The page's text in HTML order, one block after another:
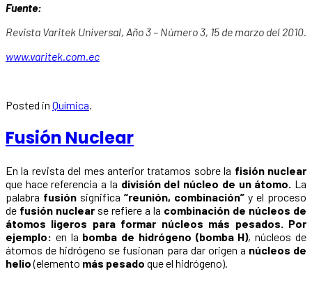
Fuente:
Revista Varitek Universal, Año 3 – Número 3, 15 de marzo del 2010.
www.varitek.com.ec
Posted in Química.
Fusión Nuclear
En la revista del mes anterior tratamos sobre la fisión nuclear
que hace referencia a la división del núcleo de un átomo. La
palabra fusión significa “reunión, combinación” y el proceso
de fusión nuclear se refiere a la combinación de núcleos de
átomos ligeros para formar núcleos más pesados. Por
ejemplo: en la bomba de hidrógeno (bomba H), núcleos de
átomos de hidrógeno se fusionan para dar origen a núcleos de
helio(elemento más pesado que el hidrógeno).